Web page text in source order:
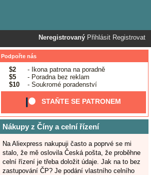
Neregistrovaný Přihlásit Registrovat
Podpořte nás
$2
- Ikona patrona na poradně
$5
- Poradna bez reklam
$10
- Soukromé poradenství
STAŇTE SE PATRONEM
Nákupy z Číny a celní řízení
Na Aliexpress nakupuji často a poprvé se mi
stalo, že mě oslovila Česká pošta, že proběhne
celní řízení je třeba doložit údaje. Jak na to bez
zastupování ČP? Je podání vlastního celního